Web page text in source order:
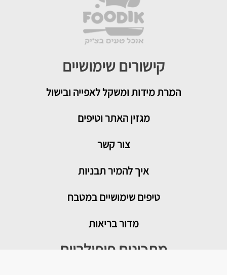
קישורים שימושיים
המרת מידות ומשקל לאפייה ובישול
מגזין האתר וטיפים
צור קשר
איך להמיר תבניות
טיפים שימושיים במטבח
מדור בריאות
מתכונים פופולריים